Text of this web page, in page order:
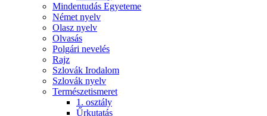
Mindentudás Egyeteme
Német nyelv
Olasz nyelv
Olvasás
Polgári nevelés
Rajz
Szlovák Irodalom
Szlovák nyelv
Természetismeret
1. osztály
Űrkutatás